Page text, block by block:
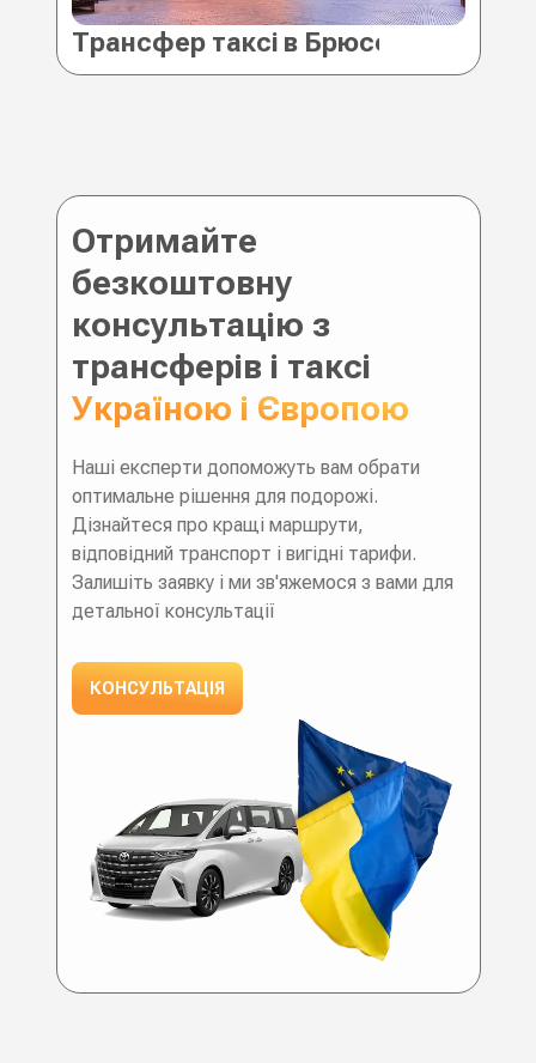
Трансфер таксі в Брюссель
Отримайте
безкоштовну
консультацію з
трансферів і таксі
Україною і Європою
Наші експерти допоможуть вам обрати
оптимальне рішення для подорожі.
Дізнайтеся про кращі маршрути,
відповідний транспорт і вигідні тарифи.
Залишіть заявку і ми зв'яжемося з вами для
детальної консультації
КОНСУЛЬТАЦІЯ